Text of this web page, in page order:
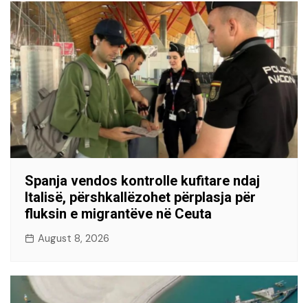
Spanja vendos kontrolle kufitare ndaj
Italisë, përshkallëzohet përplasja për
fluksin e migrantëve në Ceuta
August 8, 2026